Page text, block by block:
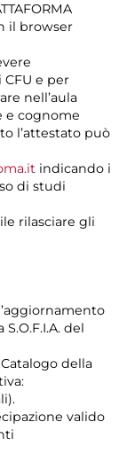
il browser
e per
nell’aula
e cognome
l’attestato può
indicando i
di studi
rilasciare gli
del
della
valido